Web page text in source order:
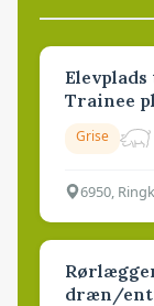
Trainee
Grise
6950,
dræn/